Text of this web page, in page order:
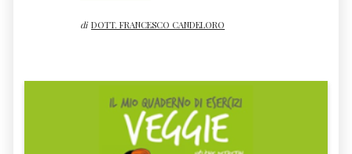
anzi potrebbe aggravare la situazione
ambulatorialmente, visitando nel dettaglio il
paziente, anche in relazione ai dati
anamnestici e laboratoristici che lo
di DOTT. FRANCESCO CANDELORO